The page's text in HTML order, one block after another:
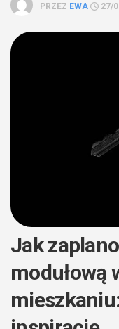
PRZEZ EWA 27/
Jak
modułową